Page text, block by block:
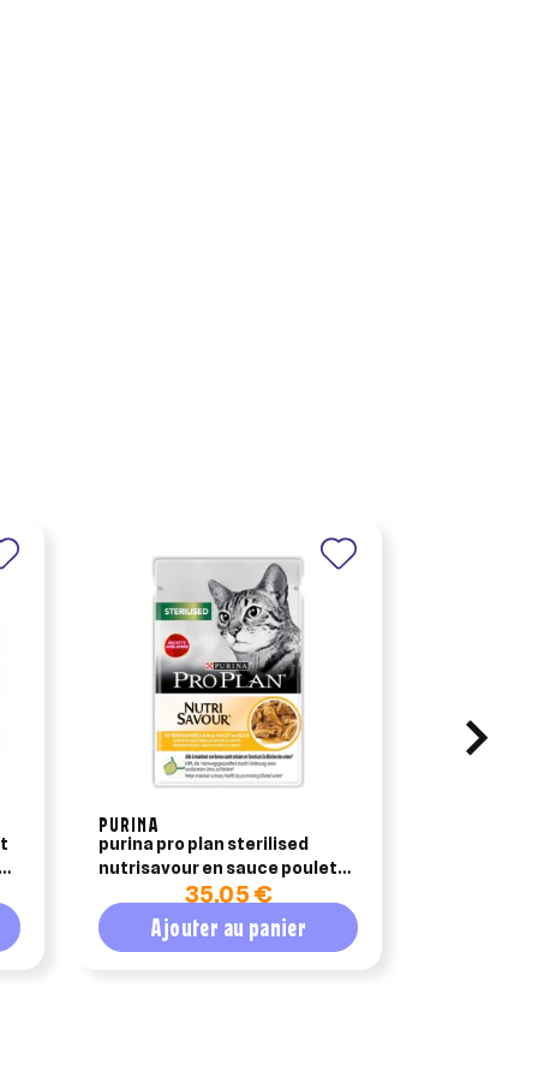
PURINA
purina pro plan sterilised
nutrisavour en sauce poulet
35,05 €
Ajouter au panier